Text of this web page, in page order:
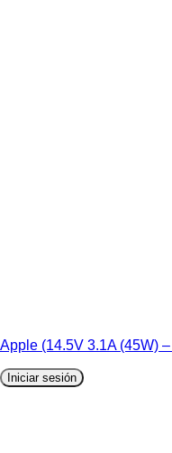
Apple (14.5V 3.1A (45W)
Iniciar sesión